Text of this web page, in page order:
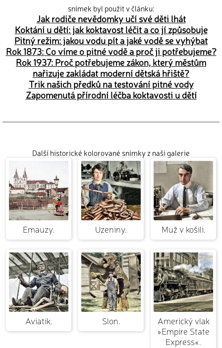
snímek byl použit v článku:
Jak rodiče nevědomky učí své děti lhát
Koktání u dětí: jak koktavost léčit a co jí způsobuje
Pitný režim: jakou vodu pít a jaké vodě se vyhýbat
Rok 1873: Co víme o pitné vodě a proč ji potřebujeme?
Rok 1937: Proč potřebujeme zákon, který městům
nařizuje zakládat moderní dětská hřiště?
Trik našich předků na testování pitné vody
Zapomenutá přírodní léčba koktavosti u dětí
Další historické kolorované snímky z naší galerie
Emauzy. Uzeniny. Muž v košili.
Aviatik. Slon.
Americký vlak
»Empire State
Express«.